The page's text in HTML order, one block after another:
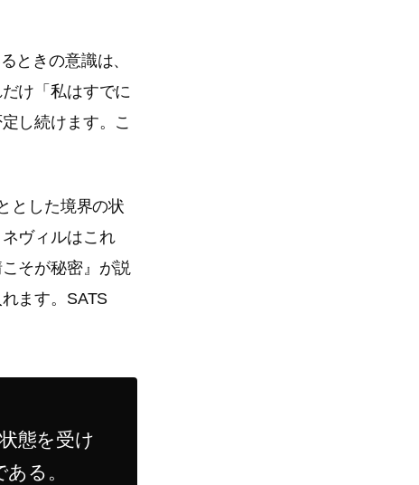
ときの意識は、
け「私はすでに
し続けます。こ
とした境界の状
ヴィルはこれ
そが秘密』が説
ます。SATS
態を受け
る。